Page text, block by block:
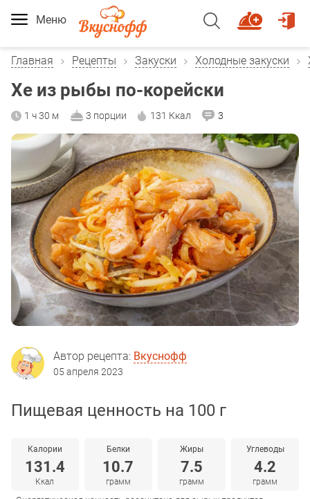
Меню
Главная Рецепты Закуски Холодные закуски
Хе из рыбы по-корейски
1 ч 30 м 3 порции 131 Ккал 3
Автор рецепта: Вкуснофф
05 апреля 2023
Пищевая ценность на 100 г
Калории
131.4
Ккал
Белки
10.7
грамм
Жиры
7.5
грамм
Углеводы
4.2
грамм